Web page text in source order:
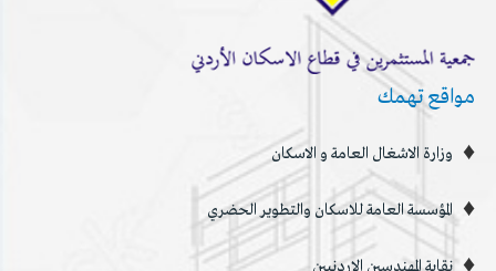
مواقع تهمك
وزارة الاشغال العامة و الاسكان
المؤسسة العامة للاسكان والتطوير الحضري
نقابة المهندسين الاردنيين